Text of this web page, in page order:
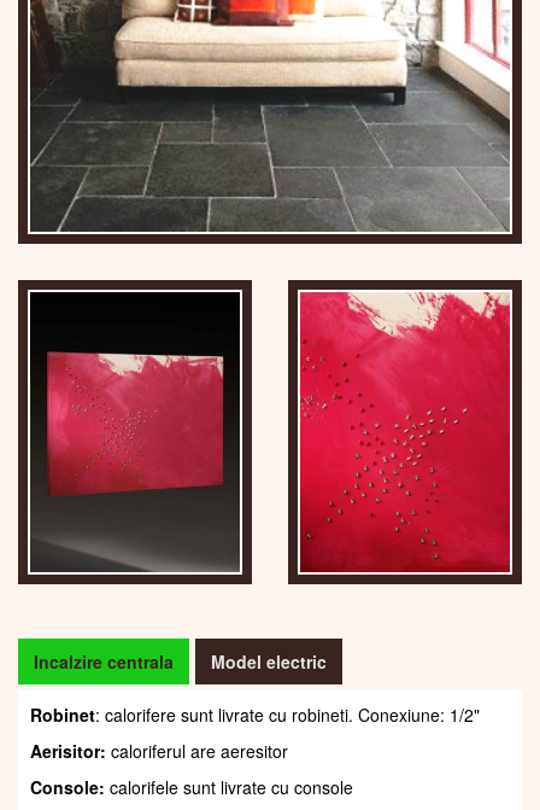
Incalzire centrala Model electric
Robinet: calorifere sunt livrate cu robineti. Conexiune: 1/2"
Aerisitor: caloriferul are aeresitor
Console: calorifele sunt livrate cu console